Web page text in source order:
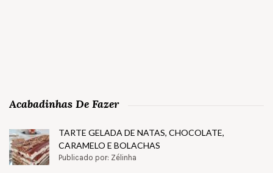
Acabadinhas De Fazer
TARTE GELADA DE NATAS, CHOCOLATE,
CARAMELO E BOLACHAS
Publicado por: Zélinha